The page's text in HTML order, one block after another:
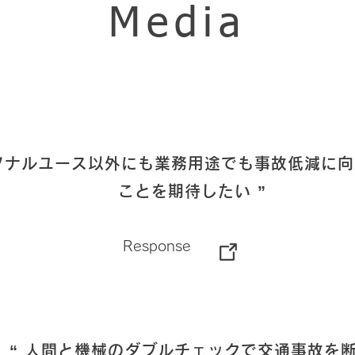
Media
ナルユース以外にも業務用途でも事故低減に
ことを期待したい ”
Response
“ 人間と機械のダブルチェックで交通事故を